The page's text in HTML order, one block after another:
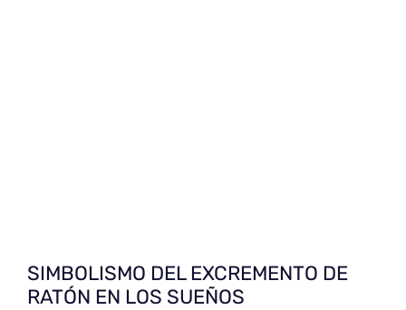
SIMBOLISMO DEL EXCREMENTO DE
RATÓN EN LOS SUEÑOS